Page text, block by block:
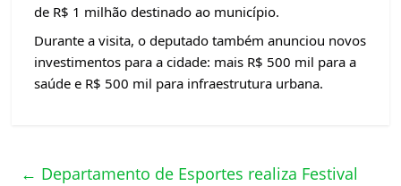
de R$ 1 milhão destinado ao município.
Durante a visita, o deputado também anunciou novos
investimentos para a cidade: mais R$ 500 mil para a
saúde e R$ 500 mil para infraestrutura urbana.
← Departamento de Esportes realiza Festival